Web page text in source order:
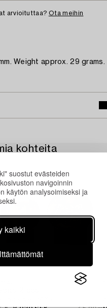
suostut evästeiden
navigoinnin
käytön analysoimiseksi ja
kaikki
arvioituttaa? Ota meihin
Weight approx. 29 grams.
kohteita